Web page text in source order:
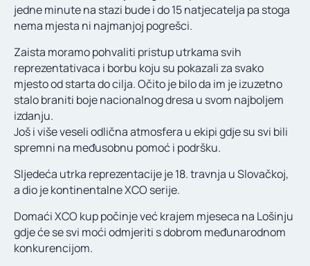
jedne minute na stazi bude i do 15 natjecatelja pa stoga
nema mjesta ni najmanjoj pogrešci.
Zaista moramo pohvaliti pristup utrkama svih
reprezentativaca i borbu koju su pokazali za svako
mjesto od starta do cilja. Očito je bilo da im je izuzetno
stalo braniti boje nacionalnog dresa u svom najboljem
izdanju.
Još i više veseli odlična atmosfera u ekipi gdje su svi bili
spremni na međusobnu pomoć i podršku.
Sljedeća utrka reprezentacije je 18. travnja u Slovačkoj,
a dio je kontinentalne XCO serije.
Domaći XCO kup počinje već krajem mjeseca na Lošinju
gdje će se svi moći odmjeriti s dobrom međunarodnom
konkurencijom.